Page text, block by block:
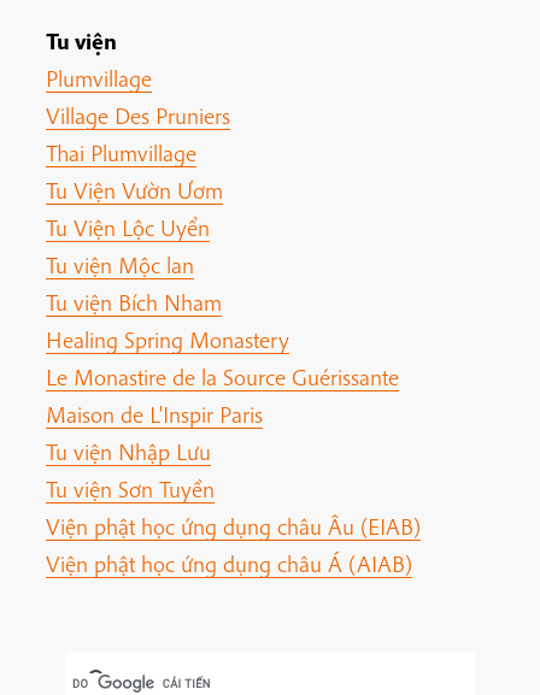
Tu viện
Plumvillage
Village Des Pruniers
Thai Plumvillage
Tu Viện Vườn Ươm
Tu Viện Lộc Uyển
Tu viện Mộc lan
Tu viện Bích Nham
Healing Spring Monastery
Le Monastire de la Source Guérissante
Maison de L'Inspir Paris
Tu viện Nhập Lưu
Tu viện Sơn Tuyền
Viện phật học ứng dụng châu Âu (EIAB)
Viện phật học ứng dụng châu Á (AIAB)